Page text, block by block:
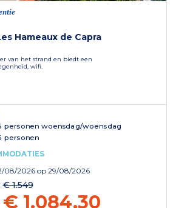
Hameaux de Capra
van het strand en biedt een
wifi.
personen woensdag/woensdag
personen
08/2026 op 29/08/2026
€ 1.549
€ 1.084,30